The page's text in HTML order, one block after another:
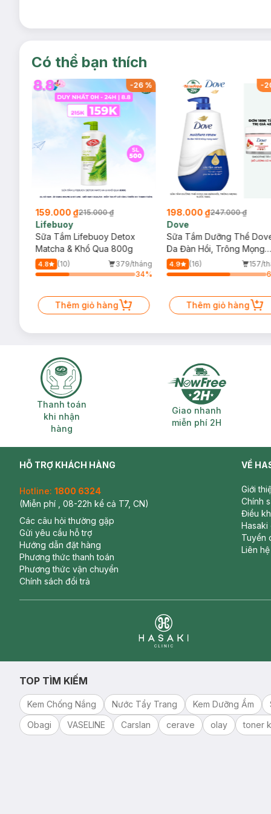
Có thể bạn thích
-26%
159.000 ₫215.000 ₫
Lifebuoy
Sữa Tắm Lifebuoy Detox
Matcha & Khổ Qua 800g
4.8 (10)
379/tháng
34%
Thêm giỏ hàng
-
198.000 ₫247.000 ₫
Dove
Sữa Tắm Dưỡng Thể
Da Đàn Hồi, Trông Mọng
Nước 900g
4.9 (16)
157/
Thêm giỏ hàng
Thanh toán khi nhận hàng
Thanh toán
khi nhận
hàng
Giao nhanh
Giao nhanh
miễn phí 2H
HỖ TRỢ KHÁCH HÀNG
Hotline: 1800 6324
(Miễn phí , 08-22h kể cả T7, CN)
Các câu hỏi thường gặp
Gửi yêu cầu hỗ trợ
Hướng dẫn đặt hàng
Phương thức thanh toán
Phương thức vận chuyển
Chính sách đổi trả
VỀ
Giới
Chính
Điều
Hasaki
Tuyển
Liên hệ
TOP TÌM KIẾM
Kem Chống Nắng Nước Tẩy Trang Kem Dưỡng Ẩm
Obagi
VASELINE Carslan cerave olay toner